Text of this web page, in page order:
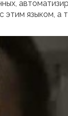
этим языком,